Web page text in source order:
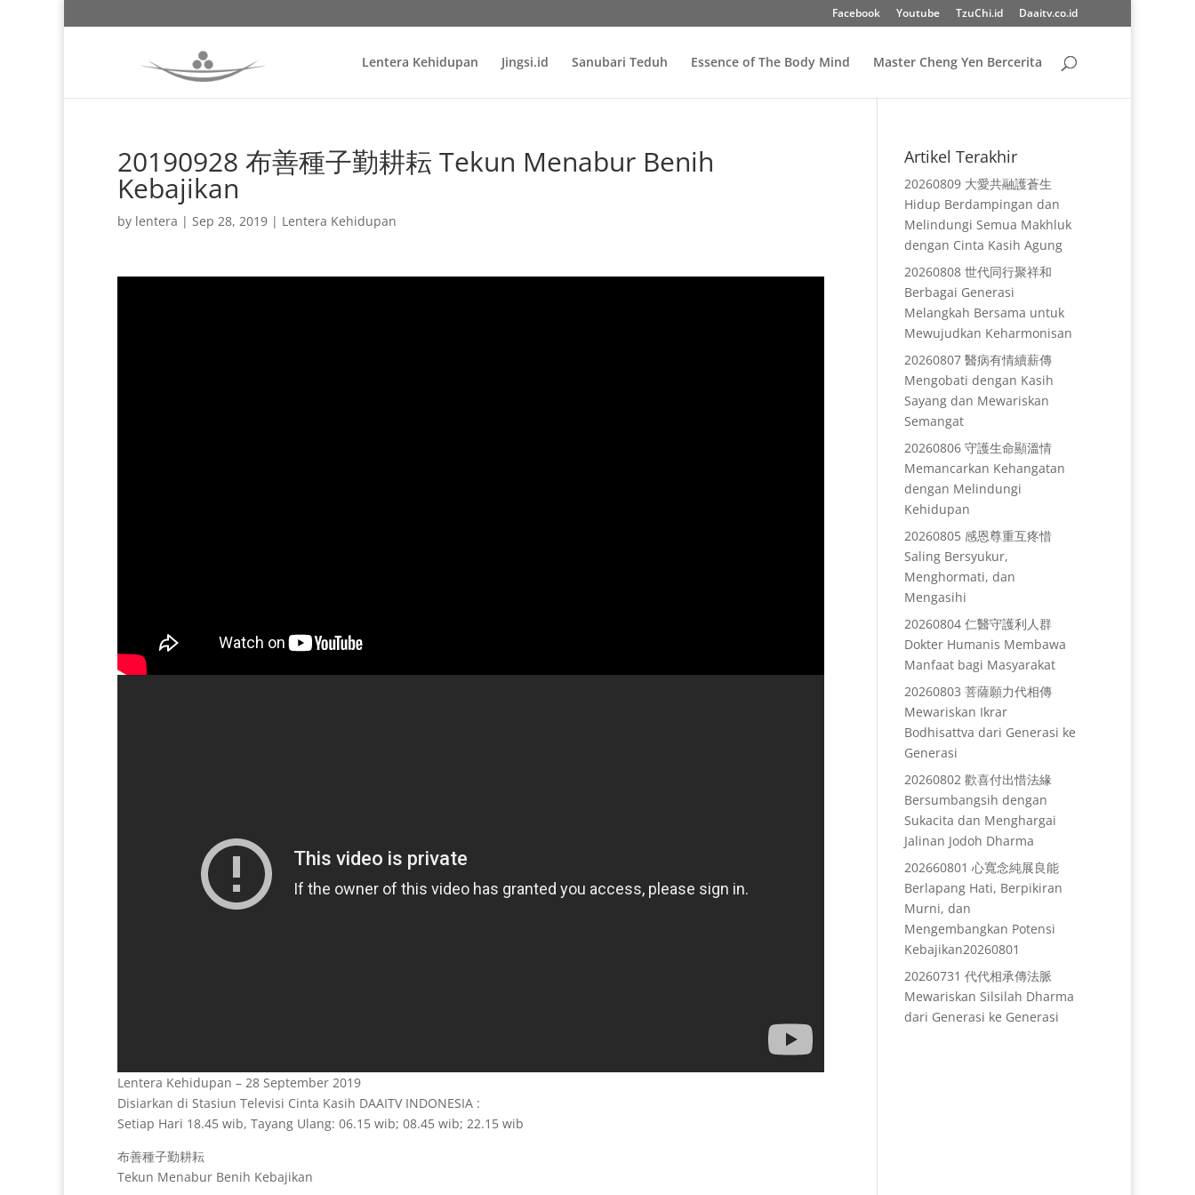
Facebook Youtube TzuChi.id Daaitv.co.id
Lentera Kehidupan Jingsi.id Sanubari Teduh Essence of The Body Mind Master Cheng Yen Bercerita
20190928 布善種子勤耕耘 Tekun Menabur Benih
Kebajikan
by lentera | Sep 28, 2019 | Lentera Kehidupan
Lentera Kehidupan – 28 September 2019
Disiarkan di Stasiun Televisi Cinta Kasih DAAITV INDONESIA :
Setiap Hari 18.45 wib, Tayang Ulang: 06.15 wib; 08.45 wib; 22.15 wib
布善種子勤耕耘
Tekun Menabur Benih Kebajikan
Artikel Terakhir
20260809 大愛共融護蒼生
Hidup Berdampingan dan
Melindungi Semua Makhluk
dengan Cinta Kasih Agung
20260808 世代同行聚祥和
Berbagai Generasi
Melangkah Bersama untuk
Mewujudkan Keharmonisan
20260807 醫病有情續薪傳
Mengobati dengan Kasih
Sayang dan Mewariskan
Semangat
20260806 守護生命顯溫情
Memancarkan Kehangatan
dengan Melindungi
Kehidupan
20260805 感恩尊重互疼惜
Saling Bersyukur,
Menghormati, dan
Mengasihi
20260804 仁醫守護利人群
Dokter Humanis Membawa
Manfaat bagi Masyarakat
20260803 菩薩願力代相傳
Mewariskan Ikrar
Bodhisattva dari Generasi ke
Generasi
20260802 歡喜付出惜法緣
Bersumbangsih dengan
Sukacita dan Menghargai
Jalinan Jodoh Dharma
202660801 心寬念純展良能
Berlapang Hati, Berpikiran
Murni, dan
Mengembangkan Potensi
Kebajikan20260801
20260731 代代相承傳法脈
Mewariskan Silsilah Dharma
dari Generasi ke Generasi